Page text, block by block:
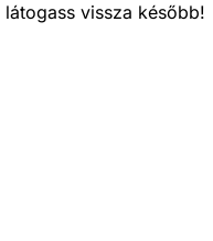
vissza később!